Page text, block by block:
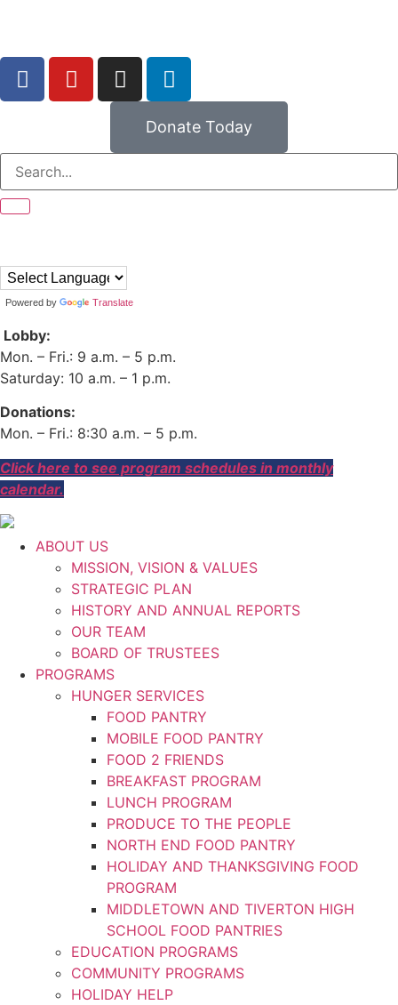
Donate Today
Powered by Translate
Lobby:
Mon. – Fri.: 9 a.m. – 5 p.m.
Saturday: 10 a.m. – 1 p.m.
Donations:
Mon. – Fri.: 8:30 a.m. – 5 p.m.
Click here to see program schedules in monthly
calendar.
ABOUT US
MISSION, VISION & VALUES
STRATEGIC PLAN
HISTORY AND ANNUAL REPORTS
OUR TEAM
BOARD OF TRUSTEES
PROGRAMS
HUNGER SERVICES
FOOD PANTRY
MOBILE FOOD PANTRY
FOOD 2 FRIENDS
BREAKFAST PROGRAM
LUNCH PROGRAM
PRODUCE TO THE PEOPLE​
NORTH END FOOD PANTRY
HOLIDAY AND THANKSGIVING FOOD
PROGRAM​
MIDDLETOWN AND TIVERTON HIGH
SCHOOL FOOD PANTRIES
EDUCATION PROGRAMS
COMMUNITY PROGRAMS
HOLIDAY HELP